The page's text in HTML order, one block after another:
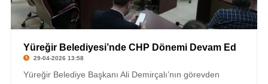
Yüreğir Belediyesi’nde CHP Dönemi Devam Ed
29-04-2026 13:58
Yüreğir Belediye Başkanı Ali Demirçalı’nın görevden